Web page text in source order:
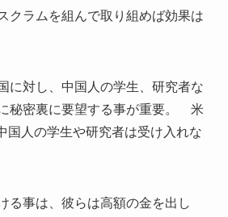
クラムを組んで取り組めば効果は
に対し、中国人の学生、研究者な
秘密裏に要望する事が重要。 米
国人の学生や研究者は受け入れな
る事は、彼らは高額の金を出し